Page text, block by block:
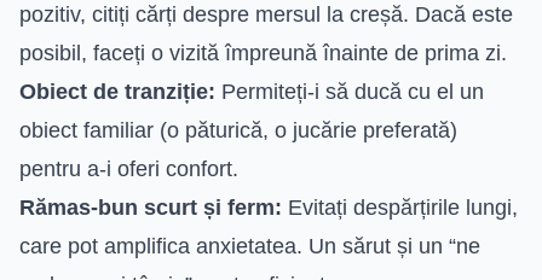
pozitiv, citiți cărți despre mersul la creșă. Dacă este
posibil, faceți o vizită împreună înainte de prima zi.
Obiect de tranziție: Permiteți-i să ducă cu el un
obiect familiar (o păturică, o jucărie preferată)
pentru a-i oferi confort.
Rămas-bun scurt și ferm: Evitați despărțirile lungi,
care pot amplifica anxietatea. Un sărut și un “ne